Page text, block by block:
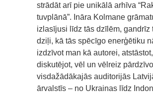
strādāt arī pie unikālā arhīva
tuvplānā”. Ināra Kolmane
izlasījusi līdz tās dzīlēm, gandrīz
dziļi, kā tās spēcīgo enerģētiku
izdzīvot man kā autorei, atstāstot,
diskutējot, vēl un vēlreiz
visdažādākajās auditorijās
ārvalstīs – no Ukrainas līdz